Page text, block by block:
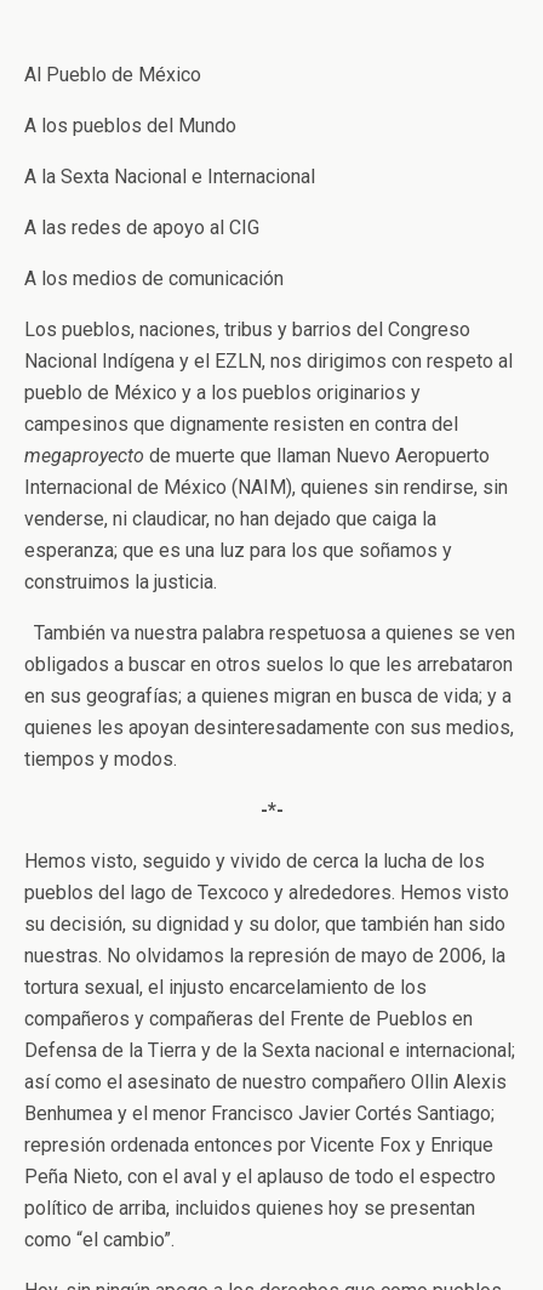
Al Pueblo de México
A los pueblos del Mundo
A la Sexta Nacional e Internacional
A las redes de apoyo al CIG
A los medios de comunicación
Los pueblos, naciones, tribus y barrios del Congreso
Nacional Indígena y el EZLN, nos dirigimos con respeto al
pueblo de México y a los pueblos originarios y
campesinos que dignamente resisten en contra del
megaproyecto de muerte que llaman Nuevo Aeropuerto
Internacional de México (NAIM), quienes sin rendirse, sin
venderse, ni claudicar, no han dejado que caiga la
esperanza; que es una luz para los que soñamos y
construimos la justicia.
También va nuestra palabra respetuosa a quienes se ven
obligados a buscar en otros suelos lo que les arrebataron
en sus geografías; a quienes migran en busca de vida; y a
quienes les apoyan desinteresadamente con sus medios,
tiempos y modos.
-*-
Hemos visto, seguido y vivido de cerca la lucha de los
pueblos del lago de Texcoco y alrededores. Hemos visto
su decisión, su dignidad y su dolor, que también han sido
nuestras. No olvidamos la represión de mayo de 2006, la
tortura sexual, el injusto encarcelamiento de los
compañeros y compañeras del Frente de Pueblos en
Defensa de la Tierra y de la Sexta nacional e internacional;
así como el asesinato de nuestro compañero Ollin Alexis
Benhumea y el menor Francisco Javier Cortés Santiago;
represión ordenada entonces por Vicente Fox y Enrique
Peña Nieto, con el aval y el aplauso de todo el espectro
político de arriba, incluidos quienes hoy se presentan
como “el cambio”.